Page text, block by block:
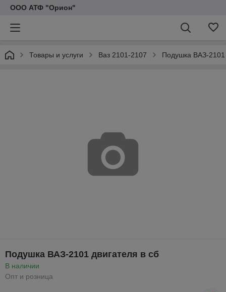
ООО АТФ "Орион"
Товары и услуги Ваз 2101-2107 Подушка ВАЗ-2101
Подушка ВАЗ-2101 двигателя в сб
В наличии
Опт и розница